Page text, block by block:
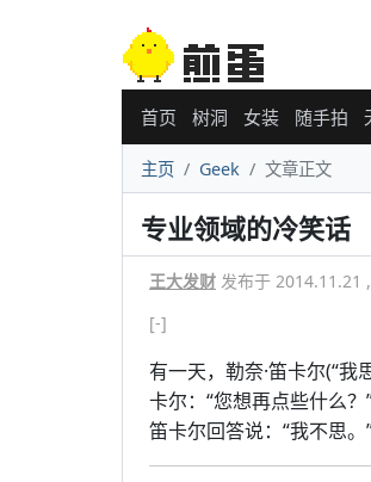
首页 树洞 女装 随手拍
主页 Geek 文章正文
专业领域的冷笑话
王大发财 发布于 2014.11.21
[-]
有一天，勒奈·笛卡尔(“
卡尔：“您想再点些什么？
笛卡尔回答说：“我不思